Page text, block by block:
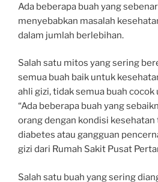
Ada beberapa buah yang
menyebabkan masalah
dalam jumlah berlebihan.
Salah satu mitos yang sering
semua buah baik untuk
ahli gizi, tidak semua buah
“Ada beberapa buah yang
orang dengan kondisi
diabetes atau gangguan
gizi dari Rumah Sakit Pusat
Salah satu buah yang sering